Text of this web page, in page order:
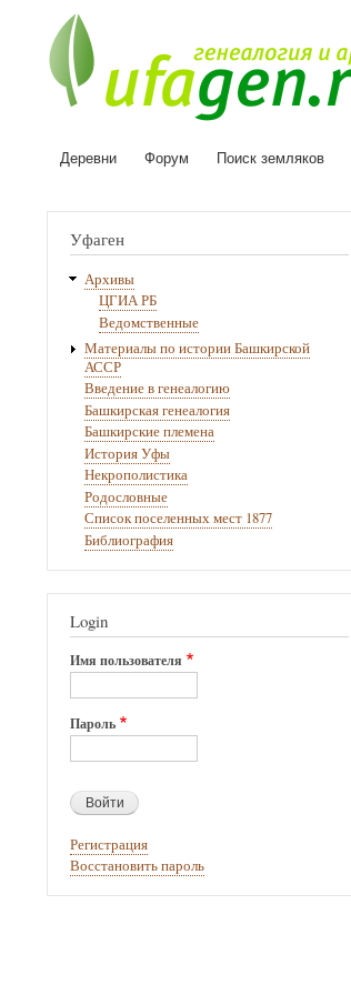
Основная
Деревни Форум Поиск земляков
Уфаген
Архивы
ЦГИА РБ
Ведомственные
Материалы по истории Башкирской
АССР
Введение в генеалогию
Башкирская генеалогия
Башкирские племена
История Уфы
Некрополистика
Родословные
Список поселенных мест 1877
Библиография
Login
Имя пользователя
Пароль
Регистрация
Восстановить пароль